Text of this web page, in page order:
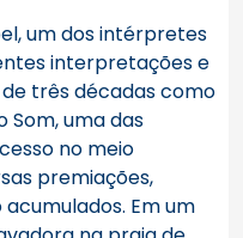
um dos intérpretes
interpretações e
três décadas como
Som, uma das
no meio
premiações,
Em um